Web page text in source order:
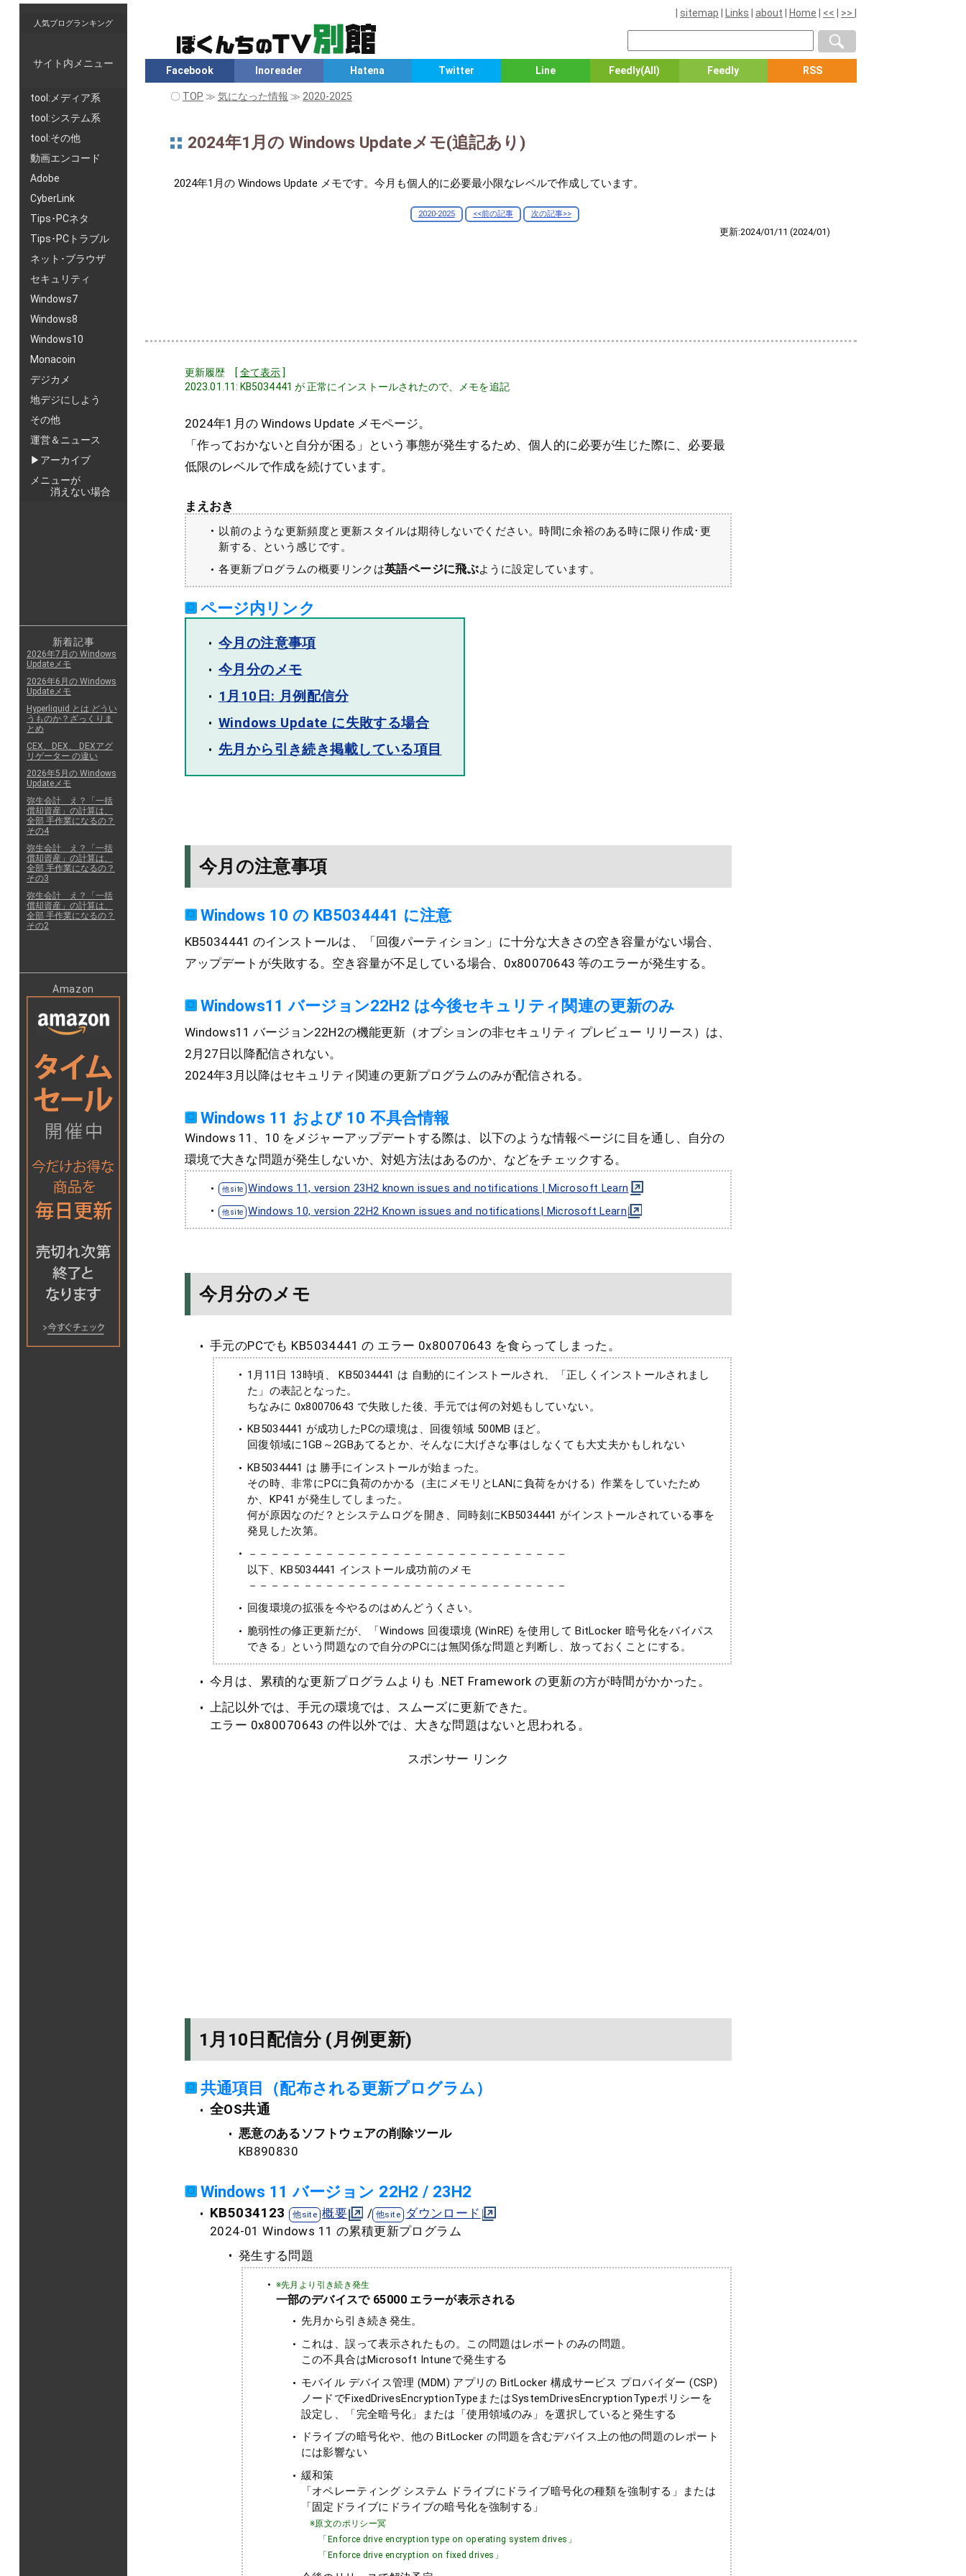
人気ブログランキング
サイト内メニュー
tool:メディア系
tool:システム系
tool:その他
動画エンコード
Adobe
CyberLink
Tips･PCネタ
Tips･PCトラブル
ネット･ブラウザ
セキュリティ
Windows7
Windows8
Windows10
Monacoin
デジカメ
地デジにしよう
その他
運営＆ニュース
▶アーカイブ
メニューが
消えない場合
sitemap Links about Home << >>
Facebook Inoreader Hatena Twitter Line Feedly(All) Feedly RSS
〇 TOP ≫ 気になった情報 ≫ 2020-2025
2024年1月の Windows Updateメモ(追記あり)
2024年1月の Windows Update メモです。今月も個人的に必要最小限なレベルで作成しています。
2020-2025 <<前の記事 次の記事>>
更新:2024/01/11 (2024/01)
更新履歴 [ 全て表示]
2023.01.11: KB5034441 が 正常にインストールされたので、メモを追記
2024年1月の Windows Update メモページ。
「作っておかないと自分が困る」という事態が発生するため、個人的に必要が生じた際に、必要最
低限のレベルで作成を続けています。
まえおき
以前のような更新頻度と更新スタイルは期待しないでください。時間に余裕のある時に限り作成･更
新する、という感じです。
各更新プログラムの概要リンクは英語ページに飛ぶように設定しています。
ページ内リンク
今月の注意事項
今月分のメモ
1月10日: 月例配信分
Windows Update に失敗する場合
先月から引き続き掲載している項目
今月の注意事項
Windows 10 の KB5034441 に注意
KB5034441 のインストールは、「回復パーティション」に十分な大きさの空き容量がない場合、
アップデートが失敗する。空き容量が不足している場合、0x80070643 等のエラーが発生する。
Windows11 バージョン22H2 は今後セキュリティ関連の更新のみ
Windows11 バージョン22H2の機能更新（オプションの非セキュリティ プレビュー リリース）は、
2月27日以降配信されない。
2024年3月以降はセキュリティ関連の更新プログラムのみが配信される。
Windows 11 および 10 不具合情報
Windows 11、10 をメジャーアップデートする際は、以下のような情報ページに目を通し、自分の
環境で大きな問題が発生しないか、対処方法はあるのか、などをチェックする。
Windows 11, version 23H2 known issues and notifications | Microsoft Learn
Windows 10, version 22H2 Known issues and notifications| Microsoft Learn
今月分のメモ
手元のPCでも KB5034441 の エラー 0x80070643 を食らってしまった。
1月11日 13時頃、 KB5034441 は 自動的にインストールされ、「正しくインストールされまし
た」の表記となった。
ちなみに 0x80070643 で失敗した後、手元では何の対処もしていない。
KB5034441 が成功したPCの環境は、回復領域 500MB ほど。
回復領域に1GB～2GBあてるとか、そんなに大げさな事はしなくても大丈夫かもしれない
KB5034441 は 勝手にインストールが始まった。
その時、非常にPCに負荷のかかる（主にメモリとLANに負荷をかける）作業をしていたため
か、KP41 が発生してしまった。
何が原因なのだ？とシステムログを開き、同時刻にKB5034441 がインストールされている事を
発見した次第。
－－－－－－－－－－－－－－－－－－－－－－－－－－－－－
以下、KB5034441 インストール成功前のメモ
－－－－－－－－－－－－－－－－－－－－－－－－－－－－－
回復環境の拡張を今やるのはめんどうくさい。
脆弱性の修正更新だが、「Windows 回復環境 (WinRE) を使用して BitLocker 暗号化をバイパス
できる」という問題なので自分のPCには無関係な問題と判断し、放っておくことにする。
今月は、累積的な更新プログラムよりも .NET Framework の更新の方が時間がかかった。
上記以外では、手元の環境では、スムーズに更新できた。
エラー 0x80070643 の件以外では、大きな問題はないと思われる。
スポンサー リンク
1月10日配信分 (月例更新)
共通項目（配布される更新プログラム）
全OS共通
悪意のあるソフトウェアの削除ツール
KB890830
Windows 11 バージョン 22H2 / 23H2
KB5034123 概要 /
ダウンロード
2024-01 Windows 11 の累積更新プログラム
発生する問題
※先月より引き続き発生
一部のデバイスで 65000 エラーが表示される
先月から引き続き発生。
これは、誤って表示されたもの。この問題はレポートのみの問題。
この不具合はMicrosoft Intuneで発生する
モバイル デバイス管理 (MDM) アプリの BitLocker 構成サービス プロバイダー (CSP)
ノードでFixedDrivesEncryptionTypeまたはSystemDrivesEncryptionTypeポリシーを
設定し、「完全暗号化」または「使用領域のみ」を選択していると発生する
ドライブの暗号化や、他の BitLocker の問題を含むデバイス上の他の問題のレポート
には影響ない
緩和策
「オペレーティング システム ドライブにドライブ暗号化の種類を強制する」または
「固定ドライブにドライブの暗号化を強制する」
※原文のポリシー冥
「Enforce drive encryption type on operating system drives」
「Enforce drive encryption on fixed drives」
新着記事
2026年7月の Windows
Updateメモ
2026年6月の Windows
Updateメモ
Hyperliquid とは どうい
うものか？ざっくりま
とめ
CEX、DEX、 DEXアグ
リゲーター の違い
2026年5月の Windows
Updateメモ
弥生会計 え？「一括
償却資産」の計算は、
全部 手作業になるの？
その4
弥生会計 え？「一括
償却資産」の計算は、
全部 手作業になるの？
その3
弥生会計 え？「一括
償却資産」の計算は、
全部 手作業になるの？
その2
Amazon